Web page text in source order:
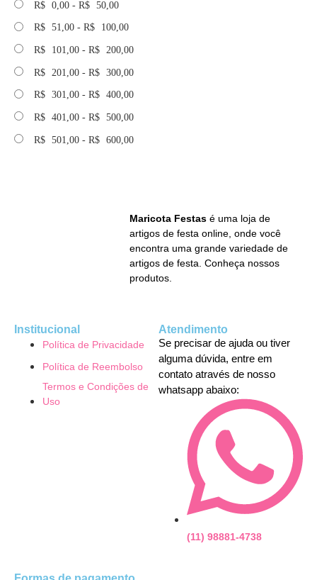
R$ 0,00 - R$ 50,00
R$ 51,00 - R$ 100,00
R$ 101,00 - R$ 200,00
R$ 201,00 - R$ 300,00
R$ 301,00 - R$ 400,00
R$ 401,00 - R$ 500,00
R$ 501,00 - R$ 600,00
Maricota Festas é uma loja de
artigos de festa online, onde você
encontra uma grande variedade de
artigos de festa. Conheça nossos
produtos.
Institucional
Política de Privacidade
Política de Reembolso
Termos e Condições de
Uso
Atendimento
Se precisar de ajuda ou tiver
alguma dúvida, entre em
contato através de nosso
whatsapp abaixo:
(11) 98881-4738